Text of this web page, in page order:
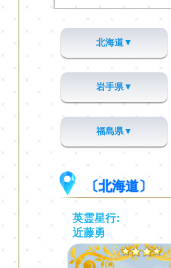
北海道▼
岩手県▼
福島県▼
〔北海道〕
英霊星行:
近藤勇